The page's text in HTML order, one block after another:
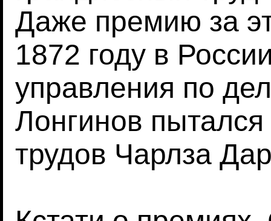
Даже премию за
1872 году в
управления по
Лонгинов пытался
трудов Чарлза